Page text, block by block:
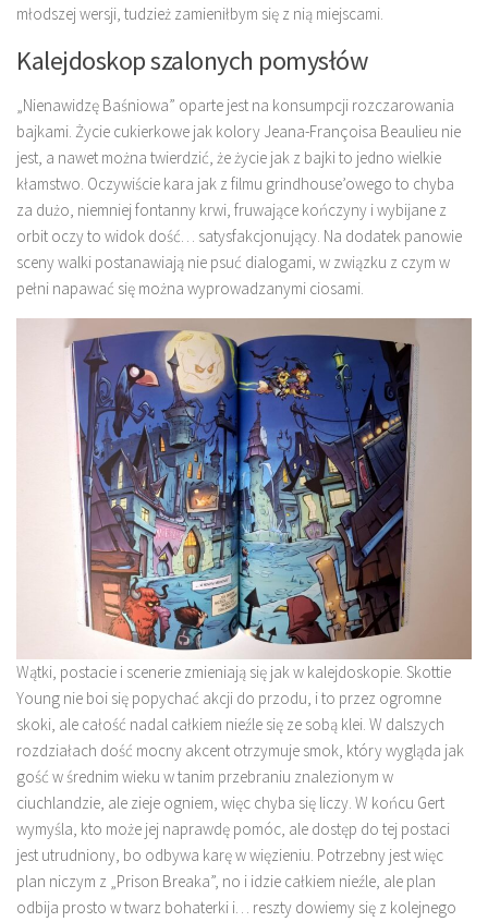
młodszej wersji, tudzież zamieniłbym się z nią miejscami.
Kalejdoskop szalonych pomysłów
„Nienawidzę Baśniowa” oparte jest na konsumpcji rozczarowania
bajkami. Życie cukierkowe jak kolory Jeana-Françoisa Beaulieu nie
jest, a nawet można twierdzić, że życie jak z bajki to jedno wielkie
kłamstwo. Oczywiście kara jak z filmu grindhouse’owego to chyba
za dużo, niemniej fontanny krwi, fruwające kończyny i wybijane z
orbit oczy to widok dość… satysfakcjonujący. Na dodatek panowie
sceny walki postanawiają nie psuć dialogami, w związku z czym w
pełni napawać się można wyprowadzanymi ciosami.
Wątki, postacie i scenerie zmieniają się jak w kalejdoskopie. Skottie
Young nie boi się popychać akcji do przodu, i to przez ogromne
skoki, ale całość nadal całkiem nieźle się ze sobą klei. W dalszych
rozdziałach dość mocny akcent otrzymuje smok, który wygląda jak
gość w średnim wieku w tanim przebraniu znalezionym w
ciuchlandzie, ale zieje ogniem, więc chyba się liczy. W końcu Gert
wymyśla, kto może jej naprawdę pomóc, ale dostęp do tej postaci
jest utrudniony, bo odbywa karę w więzieniu. Potrzebny jest więc
plan niczym z „Prison Breaka”, no i idzie całkiem nieźle, ale plan
odbija prosto w twarz bohaterki i… reszty dowiemy się z kolejnego